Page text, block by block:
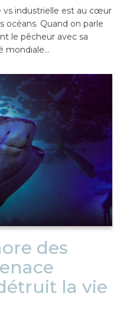
vs industrielle est au cœur
océans. Quand on parle
le pêcheur avec sa
mondiale…
des
la vie